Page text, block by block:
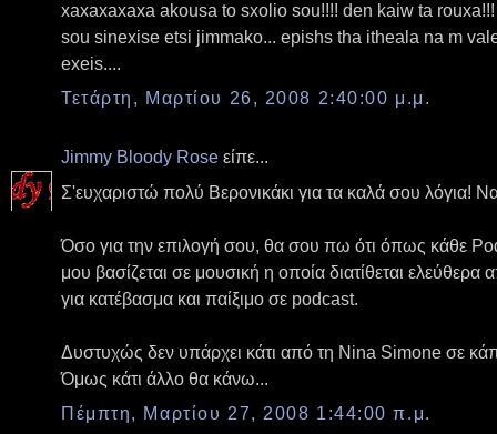
xaxaxaxaxa akousa to sxolio sou!!!! den kaiw ta
sou sinexise etsi jimmako... epishs tha itheala na m
exeis....
Τετάρτη, Μαρτίου 26, 2008 2:40:00 μ.μ.
Jimmy Bloody Rose είπε...
Σ'ευχαριστώ πολύ Βερονικάκι για τα καλά σου λόγια!
Όσο για την επιλογή σου, θα σου πω ότι όπως κάθε
μου βασίζεται σε μουσική η οποία διατίθεται
για κατέβασμα και παίξιμο σε podcast.
Δυστυχώς δεν υπάρχει κάτι από τη Nina Simone σε
Όμως κάτι άλλο θα κάνω...
Πέμπτη, Μαρτίου 27, 2008 1:44:00 π.μ.